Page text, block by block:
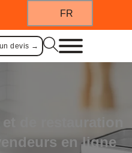
FR
devis →
de restauration
en ligne